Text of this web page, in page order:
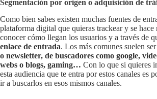
Segmentación por origen o adquisición de
Como bien sabes existen muchas fuentes de
plataforma digital que quieras trackear y se
conocer cómo llegan los usuarios y a través de
enlace de entrada. Los más comunes suelen ser
o newsletter, de buscadores como google,
webs o blogs, gaming… Con lo que si quieres
esta audiencia que te entra por estos canales es
ir a buscarlos en esos mismos canales.